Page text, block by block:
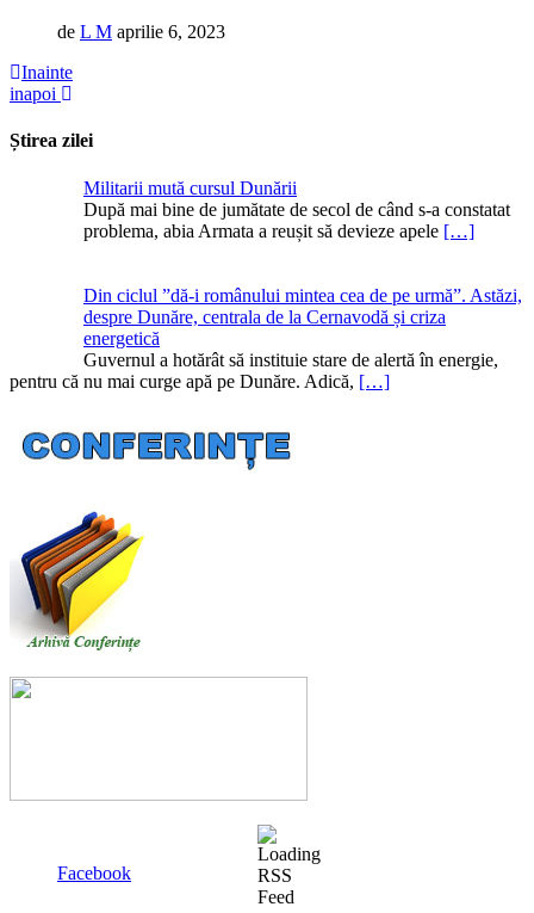
de L M aprilie 6, 2023
Inainte
inapoi
Știrea zilei
Militarii mută cursul Dunării
După mai bine de jumătate de secol de când s-a constatat
problema, abia Armata a reușit să devieze apele […]
Din ciclul ”dă-i românului mintea cea de pe urmă”. Astăzi,
despre Dunăre, centrala de la Cernavodă și criza
energetică
Guvernul a hotărât să instituie stare de alertă în energie,
pentru că nu mai curge apă pe Dunăre. Adică, […]
Facebook